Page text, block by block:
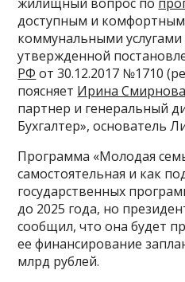
доступным и
коммунальными
утвержденной
РФ от 30.12.2017 №1710
поясняет Ирина Смирнова
партнер и генеральный
Бухгалтер», основатель
Программа «Молодая
самостоятельная и как
государственных
до 2025 года, но
сообщил, что она будет
ее финансирование
млрд рублей.